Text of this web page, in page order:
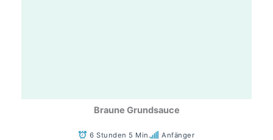
Braune Grundsauce
6 Stunden 5 Min. Anfänger